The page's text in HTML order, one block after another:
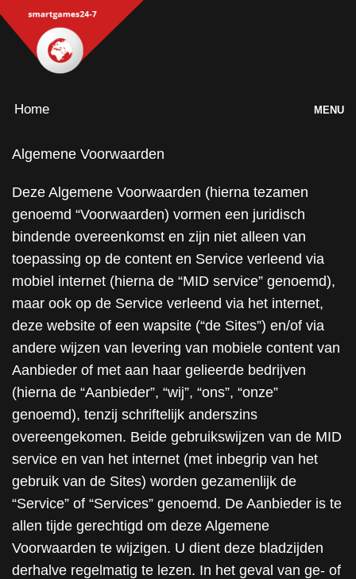
Home MENU
Algemene Voorwaarden
Deze Algemene Voorwaarden (hierna tezamen
genoemd “Voorwaarden) vormen een juridisch
bindende overeenkomst en zijn niet alleen van
toepassing op de content en Service verleend via
mobiel internet (hierna de “MID service” genoemd),
maar ook op de Service verleend via het internet,
deze website of een wapsite (“de Sites”) en/of via
andere wijzen van levering van mobiele content van
Aanbieder of met aan haar gelieerde bedrijven
(hierna de “Aanbieder”, “wij”, “ons”, “onze”
genoemd), tenzij schriftelijk anderszins
overeengekomen. Beide gebruikswijzen van de MID
service en van het internet (met inbegrip van het
gebruik van de Sites) worden gezamenlijk de
“Service” of “Services” genoemd. De Aanbieder is te
allen tijde gerechtigd om deze Algemene
Voorwaarden te wijzigen. U dient deze bladzijden
derhalve regelmatig te lezen. In het geval van ge- of